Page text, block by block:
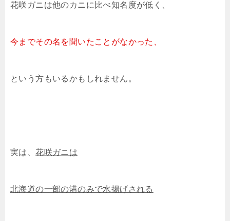
花咲ガニは他のカニに比べ知名度が低く、
今までその名を聞いたことがなかった、
という方もいるかもしれません。
実は、花咲ガニは
北海道の一部の港のみで水揚げされる